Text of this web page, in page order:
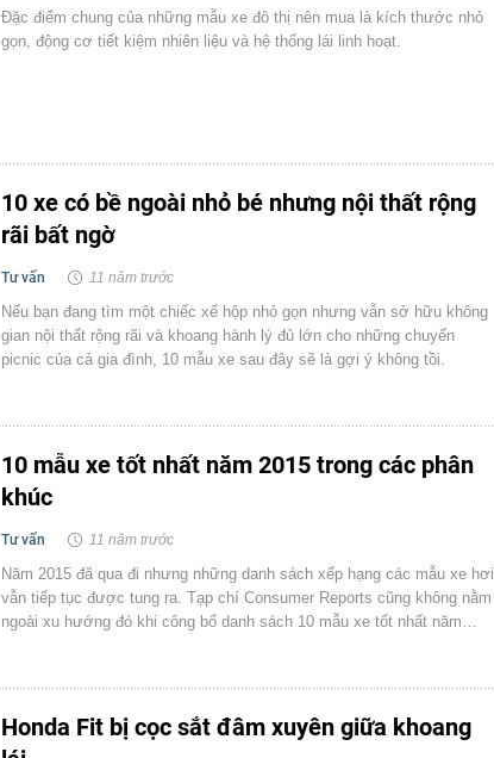
Đặc điểm chung của những mẫu xe đô thị nên mua là kích thước nhỏ
gọn, động cơ tiết kiệm nhiên liệu và hệ thống lái linh hoạt.
10 xe có bề ngoài nhỏ bé nhưng nội thất rộng
rãi bất ngờ
Tư vấn 11 năm trước
Nếu bạn đang tìm một chiếc xế hộp nhỏ gọn nhưng vẫn sở hữu không
gian nội thất rộng rãi và khoang hành lý đủ lớn cho những chuyến
picnic của cả gia đình, 10 mẫu xe sau đây sẽ là gợi ý không tồi.
10 mẫu xe tốt nhất năm 2015 trong các phân
khúc
Tư vấn 11 năm trước
Năm 2015 đã qua đi nhưng những danh sách xếp hạng các mẫu xe hơi
vẫn tiếp tục được tung ra. Tạp chí Consumer Reports cũng không nằm
ngoài xu hướng đó khi công bố danh sách 10 mẫu xe tốt nhất năm…
Honda Fit bị cọc sắt đâm xuyên giữa khoang